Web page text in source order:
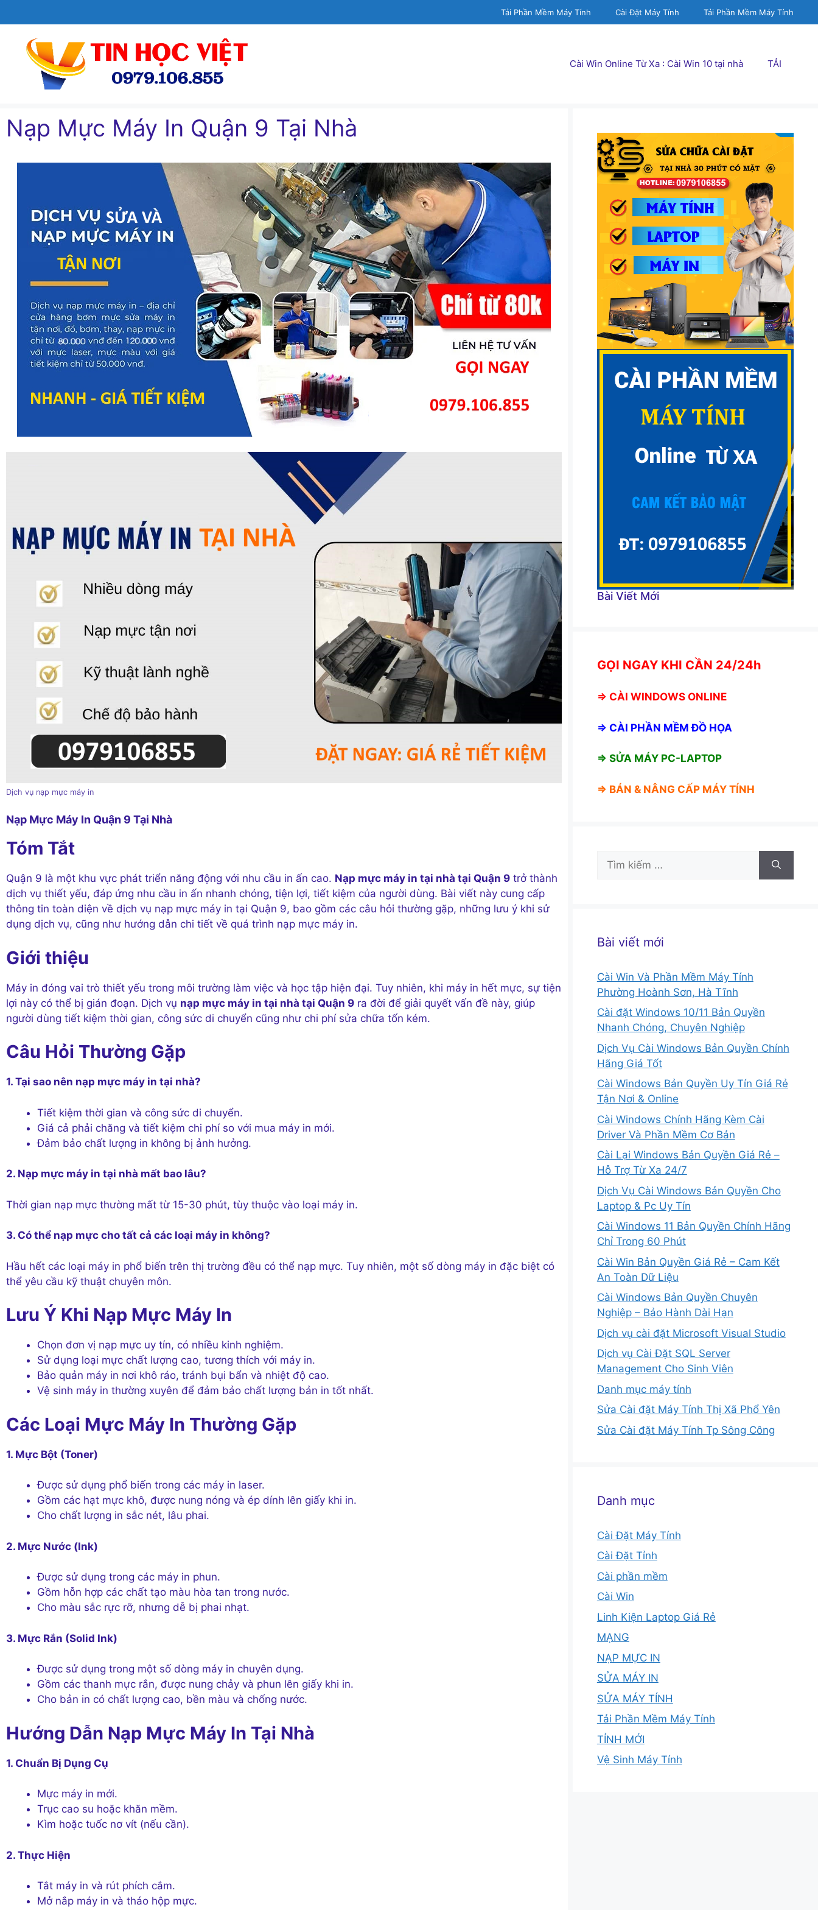
đến
Tải Phần Mềm Máy Tính Cài Đặt Máy Tính Tải Phần Mềm Máy Tính
Cài Win Online Từ Xa : Cài Win 10 tại nhà TẢI
Nạp Mực Máy In Quận 9 Tại Nhà
Dịch vụ nạp mực máy in
Nạp Mực Máy In Quận 9 Tại Nhà
Tóm Tắt
Quận 9 là một khu vực phát triển năng động với nhu cầu in ấn cao. Nạp mực máy in tại nhà tại Quận 9 trở thành
dịch vụ thiết yếu, đáp ứng nhu cầu in ấn nhanh chóng, tiện lợi, tiết kiệm của người dùng. Bài viết này cung cấp
thông tin toàn diện về dịch vụ nạp mực máy in tại Quận 9, bao gồm các câu hỏi thường gặp, những lưu ý khi sử
dụng dịch vụ, cũng như hướng dẫn chi tiết về quá trình nạp mực máy in.
Giới thiệu
Máy in đóng vai trò thiết yếu trong môi trường làm việc và học tập hiện đại. Tuy nhiên, khi máy in hết mực, sự tiện
lợi này có thể bị gián đoạn. Dịch vụ nạp mực máy in tại nhà tại Quận 9 ra đời để giải quyết vấn đề này, giúp
người dùng tiết kiệm thời gian, công sức di chuyển cũng như chi phí sửa chữa tốn kém.
Câu Hỏi Thường Gặp
1. Tại sao nên nạp mực máy in tại nhà?
Tiết kiệm thời gian và công sức di chuyển.
Giá cả phải chăng và tiết kiệm chi phí so với mua máy in mới.
Đảm bảo chất lượng in không bị ảnh hưởng.
2. Nạp mực máy in tại nhà mất bao lâu?
Thời gian nạp mực thường mất từ 15-30 phút, tùy thuộc vào loại máy in.
3. Có thể nạp mực cho tất cả các loại máy in không?
Hầu hết các loại máy in phổ biến trên thị trường đều có thể nạp mực. Tuy nhiên, một số dòng máy in đặc biệt có
thể yêu cầu kỹ thuật chuyên môn.
Lưu Ý Khi Nạp Mực Máy In
Chọn đơn vị nạp mực uy tín, có nhiều kinh nghiệm.
Sử dụng loại mực chất lượng cao, tương thích với máy in.
Bảo quản máy in nơi khô ráo, tránh bụi bẩn và nhiệt độ cao.
Vệ sinh máy in thường xuyên để đảm bảo chất lượng bản in tốt nhất.
Các Loại Mực Máy In Thường Gặp
1. Mực Bột (Toner)
Được sử dụng phổ biến trong các máy in laser.
Gồm các hạt mực khô, được nung nóng và ép dính lên giấy khi in.
Cho chất lượng in sắc nét, lâu phai.
2. Mực Nước (Ink)
Được sử dụng trong các máy in phun.
Gồm hỗn hợp các chất tạo màu hòa tan trong nước.
Cho màu sắc rực rỡ, nhưng dễ bị phai nhạt.
3. Mực Rắn (Solid Ink)
Được sử dụng trong một số dòng máy in chuyên dụng.
Gồm các thanh mực rắn, được nung chảy và phun lên giấy khi in.
Cho bản in có chất lượng cao, bền màu và chống nước.
Hướng Dẫn Nạp Mực Máy In Tại Nhà
1. Chuẩn Bị Dụng Cụ
Mực máy in mới.
Trục cao su hoặc khăn mềm.
Kìm hoặc tuốc nơ vít (nếu cần).
2. Thực Hiện
Tắt máy in và rút phích cắm.
Mở nắp máy in và tháo hộp mực.
Bài Viết Mới
GỌI NGAY KHI CẦN 24/24h
⇒ CÀI WINDOWS ONLINE
⇒ CÀI PHẦN MỀM ĐỒ HỌA
⇒ SỬA MÁY PC-LAPTOP
⇒ BÁN & NÂNG CẤP MÁY TÍNH
Tìm
kiếm
Bài viết mới
Cài Win Và Phần Mềm Máy Tính
Phường Hoành Sơn, Hà Tĩnh
Cài đặt Windows 10/11 Bản Quyền
Nhanh Chóng, Chuyên Nghiệp
Dịch Vụ Cài Windows Bản Quyền Chính
Hãng Giá Tốt
Cài Windows Bản Quyền Uy Tín Giá Rẻ
Tận Nơi & Online
Cài Windows Chính Hãng Kèm Cài
Driver Và Phần Mềm Cơ Bản
Cài Lại Windows Bản Quyền Giá Rẻ –
Hỗ Trợ Từ Xa 24/7
Dịch Vụ Cài Windows Bản Quyền Cho
Laptop & Pc Uy Tín
Cài Windows 11 Bản Quyền Chính Hãng
Chỉ Trong 60 Phút
Cài Win Bản Quyền Giá Rẻ – Cam Kết
An Toàn Dữ Liệu
Cài Windows Bản Quyền Chuyên
Nghiệp – Bảo Hành Dài Hạn
Dịch vụ cài đặt Microsoft Visual Studio
Dịch vụ Cài Đặt SQL Server
Management Cho Sinh Viên
Danh mục máy tính
Sửa Cài đặt Máy Tính Thị Xã Phổ Yên
Sửa Cài đặt Máy Tính Tp Sông Công
Danh mục
Cài Đặt Máy Tính
Cài Đặt Tỉnh
Cài phần mềm
Cài Win
Linh Kiện Laptop Giá Rẻ
MẠNG
NẠP MỰC IN
SỬA MÁY IN
SỬA MÁY TÍNH
Tải Phần Mềm Máy Tính
TỈNH MỚI
Vệ Sinh Máy Tính